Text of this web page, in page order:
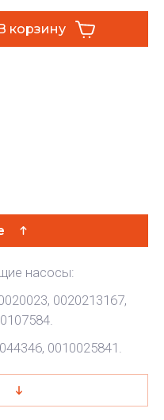
корзину
насосы:
0020213167,
0010025841.